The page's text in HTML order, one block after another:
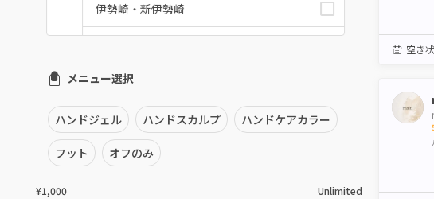
伊勢崎・新伊勢崎
富岡・藤岡・安中
渋川・沼田店・みなかみ
群馬県その他
メニュー選択
ハンドジェル ハンドスカルプ ハンドケアカラー
フット オフのみ
¥1,000 Unlimited
空き